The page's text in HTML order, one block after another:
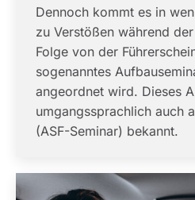
Dennoch kommt es in
zu Verstößen während
Folge von der
sogenanntes
angeordnet wird. Dieses
umgangssprachlich auch
(ASF-Seminar) bekannt.